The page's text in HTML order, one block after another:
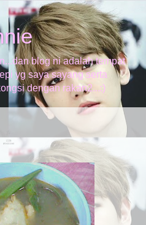
blog ni adalah tempat
yg saya sayang serta
dengan rakan2...:)